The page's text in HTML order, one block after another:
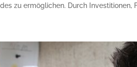
zu ermöglichen. Durch Investitionen,